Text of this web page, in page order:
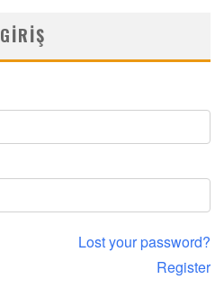
GIRIŞ
Lost your password?
Register